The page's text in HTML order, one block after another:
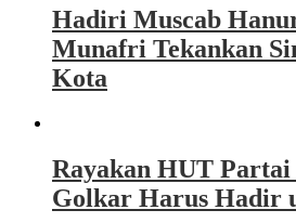
Hadiri Muscab
Munafri Tekankan
Kota
Rayakan HUT
Golkar Harus Hadir